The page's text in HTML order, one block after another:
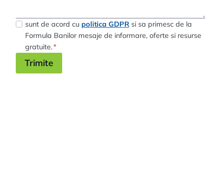
sunt de acord cu politica GDPRsi sa primesc de la
Formula Banilor mesaje de informare, oferte si resurse
gratuite.*
Trimite